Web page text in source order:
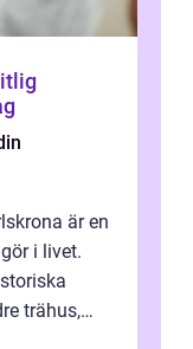
är en
i livet.
trähus,